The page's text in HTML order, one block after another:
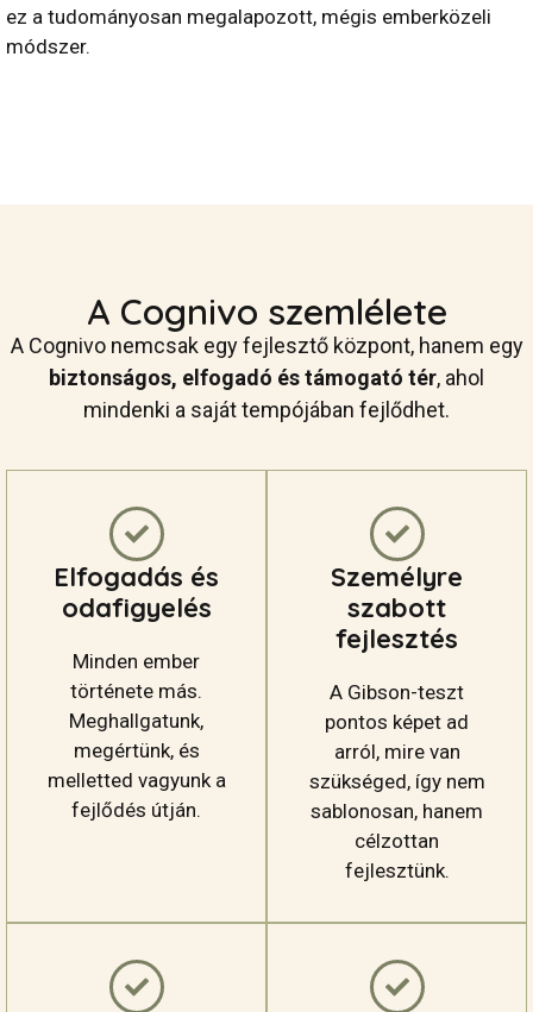
ez a tudományosan megalapozott, mégis emberközeli
módszer.
A Cognivo szemlélete
A Cognivo nemcsak egy fejlesztő központ, hanem egy
biztonságos, elfogadó és támogató tér, ahol
mindenki a saját tempójában fejlődhet.
Elfogadás és
odafigyelés
Minden ember
története más.
Meghallgatunk,
megértünk, és
melletted vagyunk a
fejlődés útján.
Személyre
szabott
fejlesztés
A Gibson-teszt
pontos képet ad
arról, mire van
szükséged, így nem
sablonosan, hanem
célzottan
fejlesztünk.